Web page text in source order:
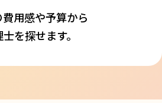
用感や予算から
を探せます。